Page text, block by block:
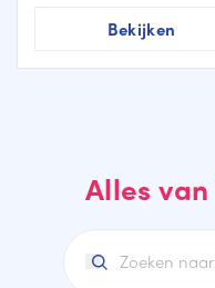
Bekijken
Alles